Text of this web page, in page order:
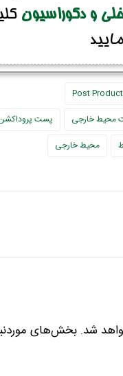
و دکوراسیون
Post
محیط خارجی
پست
محیط خارجی
شد. بخش‌های